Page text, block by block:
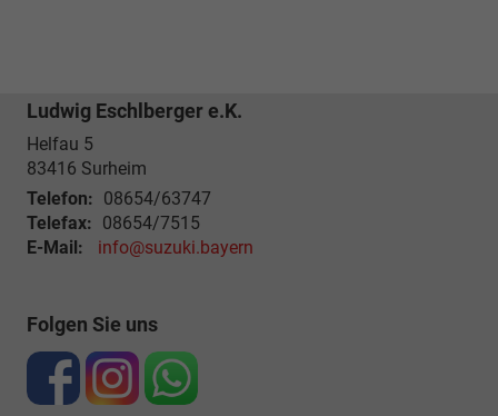
Ludwig Eschlberger e.K.
Helfau 5
83416 Surheim
Telefon: 08654/63747
Telefax: 08654/7515
E-Mail:
info@suzuki.bayern
Folgen Sie uns